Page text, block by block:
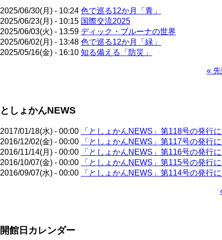
2025/06/30(月) - 10:24 色で巡る12か月「青」
2025/06/23(月) - 10:15 国際交流2025
2025/06/03(火) - 13:59 ディック・ブルーナの世界
2025/06/02(月) - 13:48 色で巡る12か月「緑」
2025/05/16(金) - 16:10 知る備える「防災」
送
先
«
としょかんNEWS
2017/01/18(水) - 00:00
「としょかんNEWS」第118号の発行
2016/12/02(金) - 00:00
「としょかんNEWS」第117号の発行
2016/11/14(月) - 00:00
「としょかんNEWS」第116号の発行
2016/10/07(金) - 00:00
「としょかんNEWS」第115号の発行
2016/09/07(水) - 00:00
「としょかんNEWS」第114号の発行
送
開館日カレンダー